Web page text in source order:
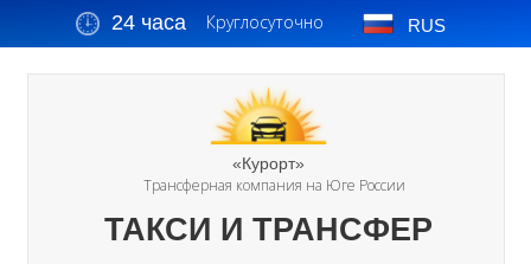
24 часа Круглосуточно RUS
«Курорт»
Трансферная компания на Юге России
ТАКСИ И ТРАНСФЕР